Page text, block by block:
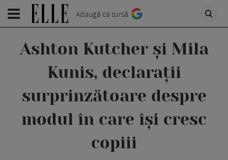
Adaugă ca sursă
Ashton Kutcher și Mila
Kunis, declarații
surprinzătoare despre
modul în care își cresc
copiii